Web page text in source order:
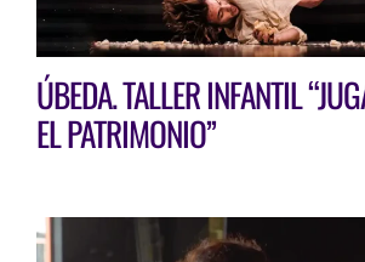
ÚBEDA. TALLER INFANTIL
EL PATRIMONIO”